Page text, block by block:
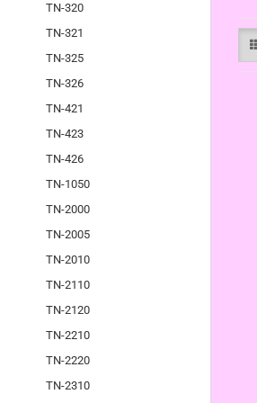
TN-320
TN-321
TN-325
TN-326
TN-421
TN-423
TN-426
TN-1050
TN-2000
TN-2005
TN-2010
TN-2110
TN-2120
TN-2210
TN-2220
TN-2310